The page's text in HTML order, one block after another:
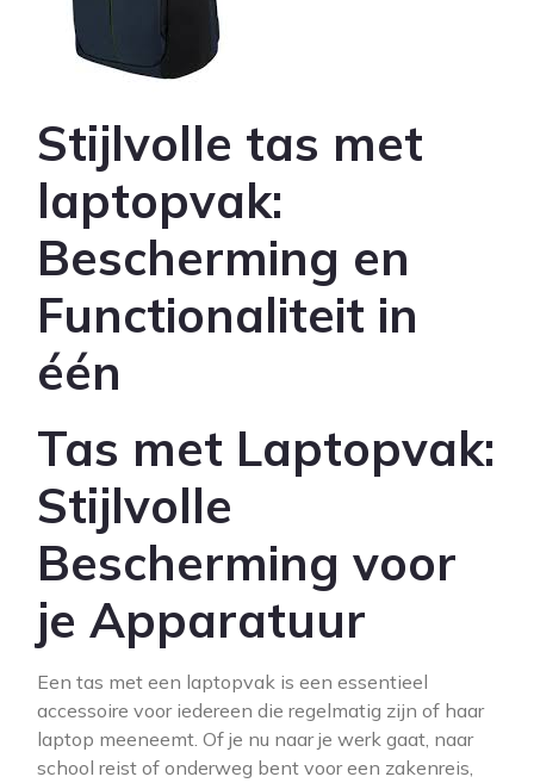
Stijlvolle tas met
laptopvak:
Bescherming en
Functionaliteit in
één
Tas met Laptopvak:
Stijlvolle
Bescherming voor
je Apparatuur
Een tas met een laptopvak is een essentieel
accessoire voor iedereen die regelmatig zijn of haar
laptop meeneemt. Of je nu naar je werk gaat, naar
school reist of onderweg bent voor een zakenreis,